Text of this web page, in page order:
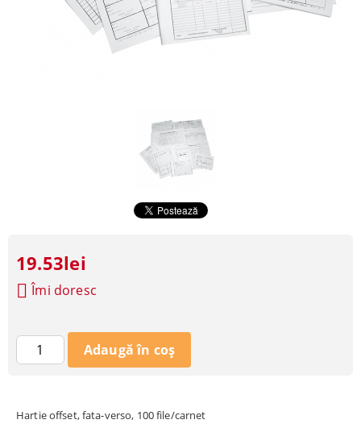
Hartie offset, fata-verso, 100 file/carnet
19.53lei
Îmi doresc